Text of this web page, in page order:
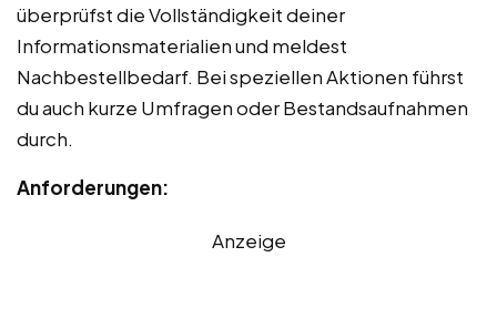
überprüfst die Vollständigkeit deiner
Informationsmaterialien und meldest
Nachbestellbedarf. Bei speziellen Aktionen führst
du auch kurze Umfragen oder Bestandsaufnahmen
durch.
Anforderungen:
Anzeige